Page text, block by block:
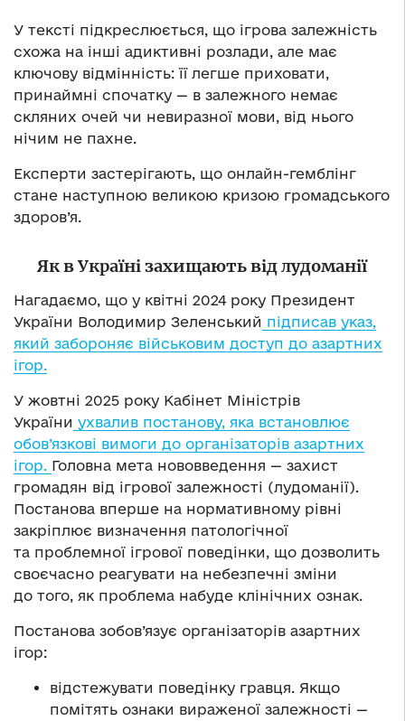
У тексті підкреслюється, що ігрова залежність
схожа на інші адиктивні розлади, але має
ключову відмінність: її легше приховати,
принаймні спочатку — в залежного немає
скляних очей чи невиразної мови, від нього
нічим не пахне.
Експерти застерігають, що онлайн-гемблінг
стане наступною великою кризою громадського
здоров’я.
Як в Україні захищають від лудоманії
Нагадаємо, що у квітні 2024 року Президент
України Володимир Зеленський підписав указ,
який забороняє військовим доступ до азартних
ігор.
У жовтні 2025 року Кабінет Міністрів
України ухвалив постанову, яка встановлює
обов’язкові вимоги до організаторів азартних
ігор. Головна мета нововведення — захист
громадян від ігрової залежності (лудоманії).
Постанова вперше на нормативному рівні
закріплює визначення патологічної
та проблемної ігрової поведінки, що дозволить
своєчасно реагувати на небезпечні зміни
до того, як проблема набуде клінічних ознак.
Постанова зобов’язує організаторів азартних
ігор:
відстежувати поведінку гравця. Якщо
помітять ознаки вираженої залежності —